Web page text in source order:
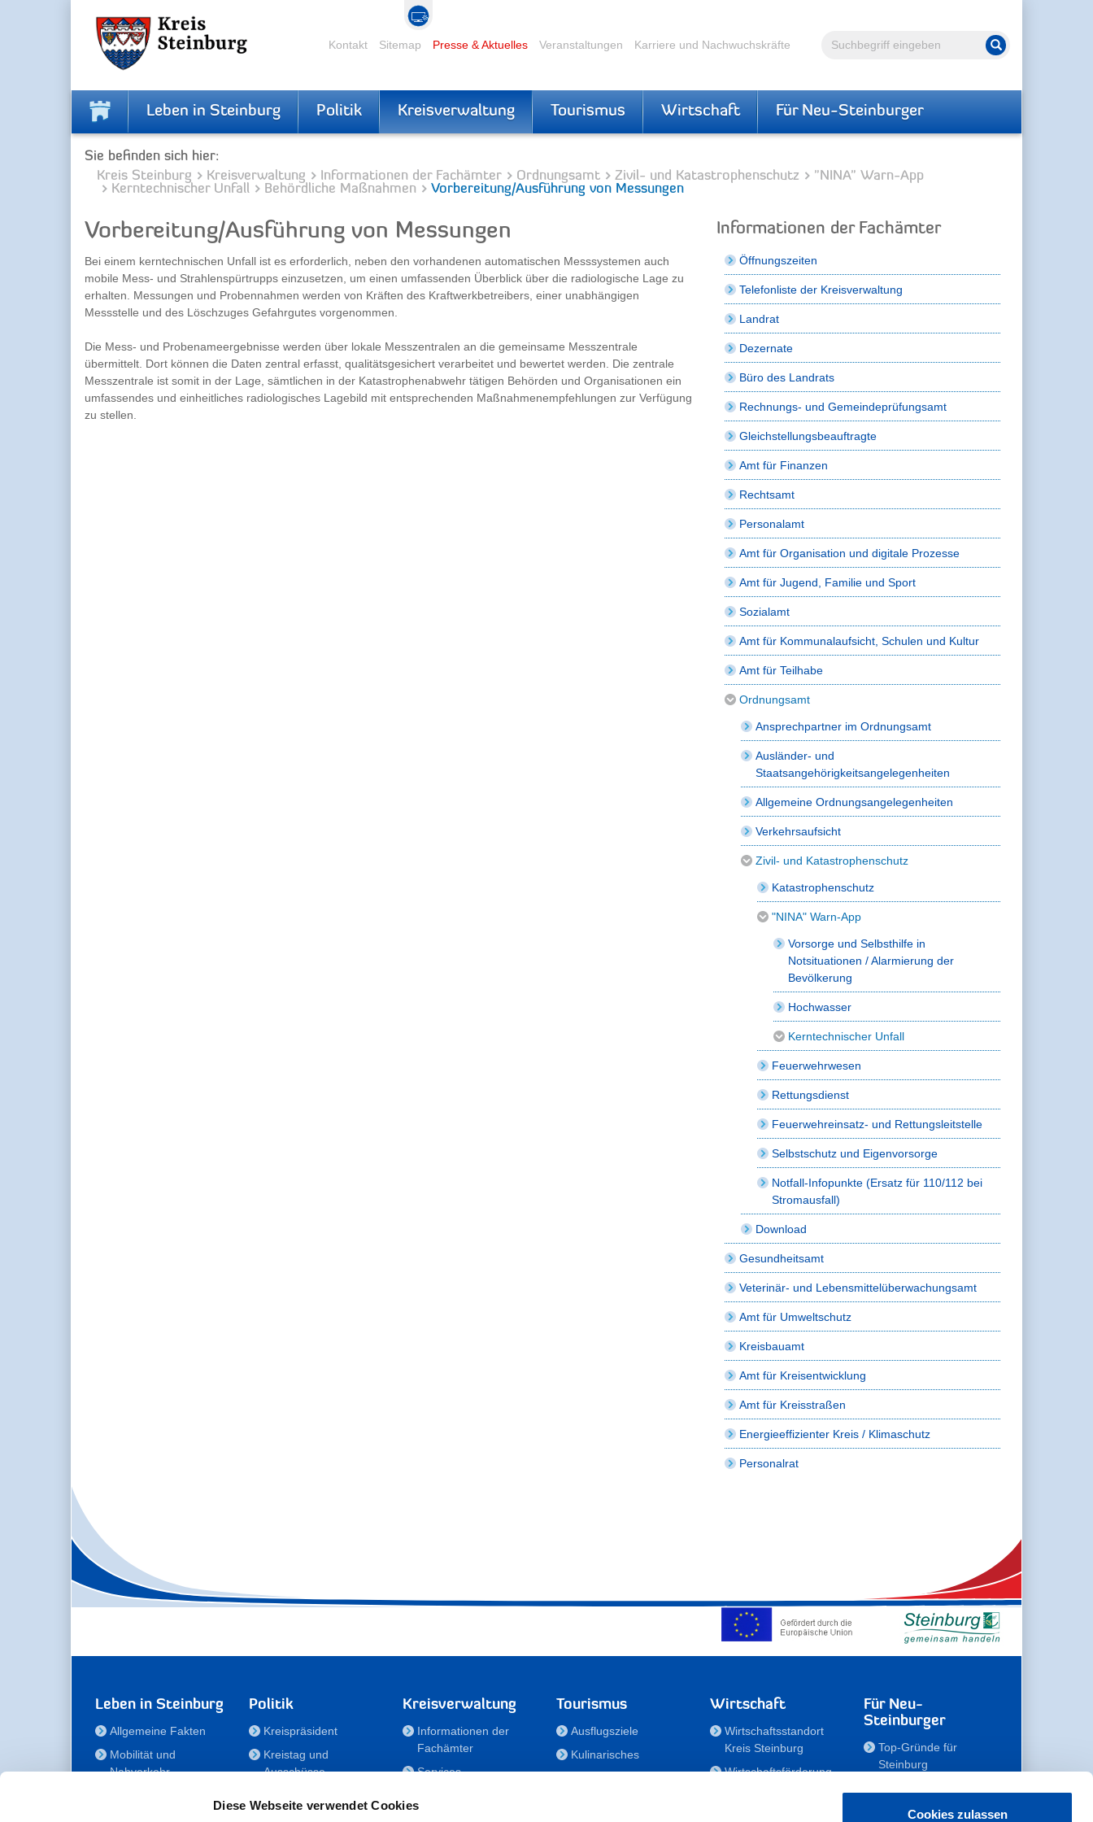
Diese Webseite verwendet Cookies
Cookies zulassen
Volltextsuche Suche starten
Kontakt Sitemap Presse & Aktuelles Veranstaltungen Karriere und Nachwuchskräfte
Leben in Steinburg Politik Kreisverwaltung Tourismus Wirtschaft Für Neu-Steinburger
Sie befinden sich hier:
Kreis Steinburg
Kreisverwaltung Informationen der Fachämter Ordnungsamt Zivil- und Katastrophenschutz
"NINA" Warn-App
Kerntechnischer Unfall
Behördliche Maßnahmen Vorbereitung/Ausführung von Messungen
Vorbereitung/Ausführung von Messungen
Bei einem kerntechnischen Unfall ist es erforderlich, neben den vorhandenen automatischen Messsystemen auch
mobile Mess- und Strahlenspürtrupps einzusetzen, um einen umfassenden Überblick über die radiologische Lage zu
erhalten. Messungen und Probennahmen werden von Kräften des Kraftwerkbetreibers, einer unabhängigen
Messstelle und des Löschzuges Gefahrgutes vorgenommen.
Die Mess- und Probenameergebnisse werden über lokale Messzentralen an die gemeinsame Messzentrale
übermittelt. Dort können die Daten zentral erfasst, qualitätsgesichert verarbeitet und bewertet werden. Die zentrale
Messzentrale ist somit in der Lage, sämtlichen in der Katastrophenabwehr tätigen Behörden und Organisationen ein
umfassendes und einheitliches radiologisches Lagebild mit entsprechenden Maßnahmenempfehlungen zur Verfügung
zu stellen.
Informationen der Fachämter
Öffnungszeiten
Telefonliste der Kreisverwaltung
Landrat
Dezernate
Büro des Landrats
Rechnungs- und Gemeindeprüfungsamt
Gleichstellungsbeauftragte
Amt für Finanzen
Rechtsamt
Personalamt
Amt für Organisation und digitale Prozesse
Amt für Jugend, Familie und Sport
Sozialamt
Amt für Kommunalaufsicht, Schulen und Kultur
Amt für Teilhabe
Ordnungsamt
Ansprechpartner im Ordnungsamt
Ausländer- und
Staatsangehörigkeitsangelegenheiten
Allgemeine Ordnungsangelegenheiten
Verkehrsaufsicht
Zivil- und Katastrophenschutz
Katastrophenschutz
"NINA" Warn-App
Vorsorge und Selbsthilfe in
Notsituationen / Alarmierung der
Bevölkerung
Hochwasser
Kerntechnischer Unfall
Feuerwehrwesen
Rettungsdienst
Feuerwehreinsatz- und Rettungsleitstelle
Selbstschutz und Eigenvorsorge
Notfall-Infopunkte (Ersatz für 110/112 bei
Stromausfall)
Download
Gesundheitsamt
Veterinär- und Lebensmittelüberwachungsamt
Amt für Umweltschutz
Kreisbauamt
Amt für Kreisentwicklung
Amt für Kreisstraßen
Energieeffizienter Kreis / Klimaschutz
Personalrat
Leben in Steinburg
Allgemeine Fakten
Mobilität und
Nahverkehr
Politik
Kreispräsident
Kreistag und
Ausschüsse
für Menschen mit
Kreisverwaltung
Informationen der
Fachämter
Services
Nachwuchskräfte
Tourismus
Ausflugsziele
Kulinarisches
Wirtschaft
Wirtschaftsstandort
Kreis Steinburg
Wirtschaftsförderung
Für Neu-
Steinburger
Top-Gründe für
Steinburg
Meine Immobilie